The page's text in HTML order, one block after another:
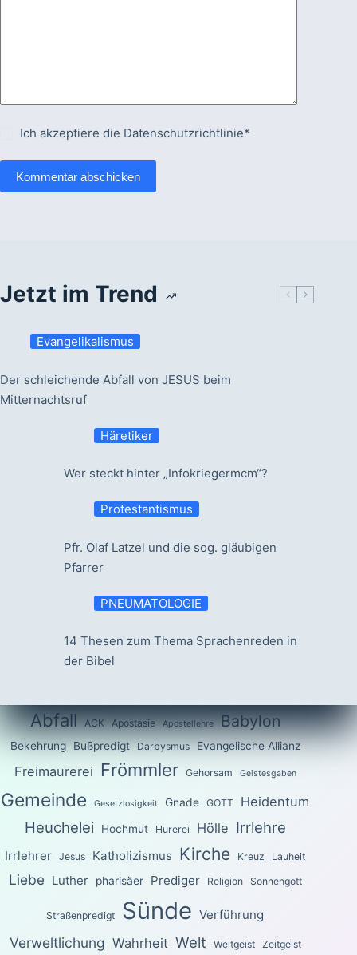
Ich akzeptiere die Datenschutzrichtlinie*
Kommentar abschicken
Jetzt im Trend
Evangelikalismus
Der schleichende Abfall von JESUS beim
Mitternachtsruf
Häretiker
Wer steckt hinter „Infokriegermcm“?
Protestantismus
Pfr. Olaf Latzel und die sog. gläubigen
Pfarrer
PNEUMATOLOGIE
14 Thesen zum Thema Sprachenreden in
der Bibel
Abfall ACK Apostasie Apostellehre Babylon
Bekehrung Bußpredigt Darbysmus Evangelische Allianz
Freimaurerei Frömmler Gehorsam Geistesgaben
Gemeinde Gesetzlosigkeit Gnade GOTT Heidentum
Heuchelei Hochmut Hurerei Hölle Irrlehre
Irrlehrer Jesus Katholizismus Kirche Kreuz Lauheit
Liebe Luther pharisäer Prediger Religion Sonnengott
Straßenpredigt Sünde Verführung
Verweltlichung Wahrheit Welt Weltgeist Zeitgeist